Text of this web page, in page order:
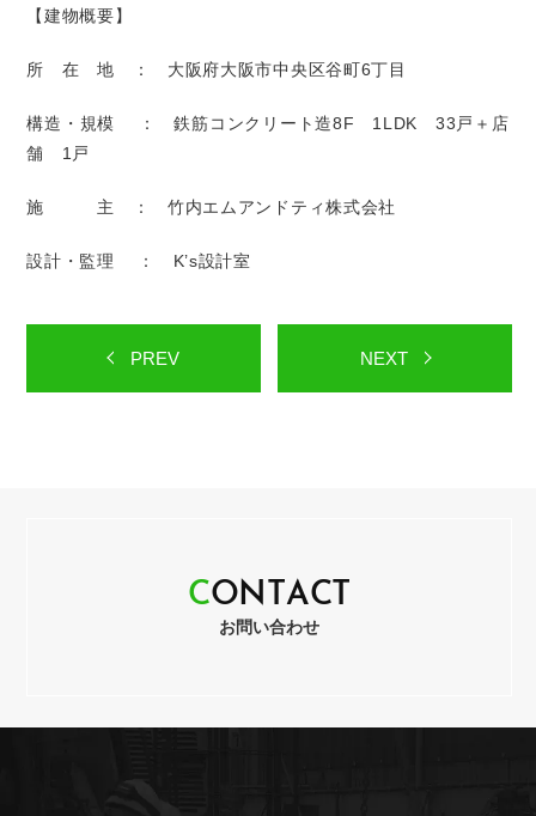
【建物概要】
所 在 地 ： 大阪府大阪市中央区谷町6丁目
構造・規模 ： 鉄筋コンクリート造8F 1LDK 33戸＋店
舗 1戸
施 主 ： 竹内エムアンドティ株式会社
設計・監理 ： K’s設計室
PREV NEXT
CON T AC T
お問い合わせ